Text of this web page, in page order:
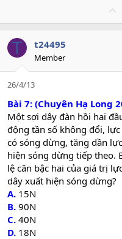
t
i
n
s
:
T t24495
Member
26/4/13
Bài 7: (Chuyên Hạ Long
Một sợi dây đàn hồi hai
động tần số không đổi,
có sóng dừng, tăng dần
hiện sóng dừng tiếp theo.
lệ căn bậc hai của giá trị
dây xuất hiện sóng dừng?
A. 15N
B. 90N
C. 40N
D. 18N